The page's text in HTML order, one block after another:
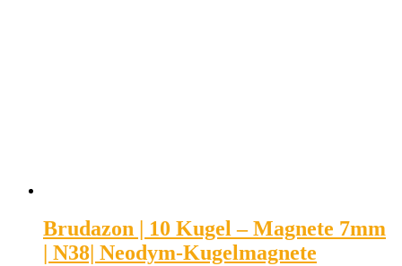
Brudazon | 10 Kugel – Magnete 7mm
| N38| Neodym-Kugelmagnete